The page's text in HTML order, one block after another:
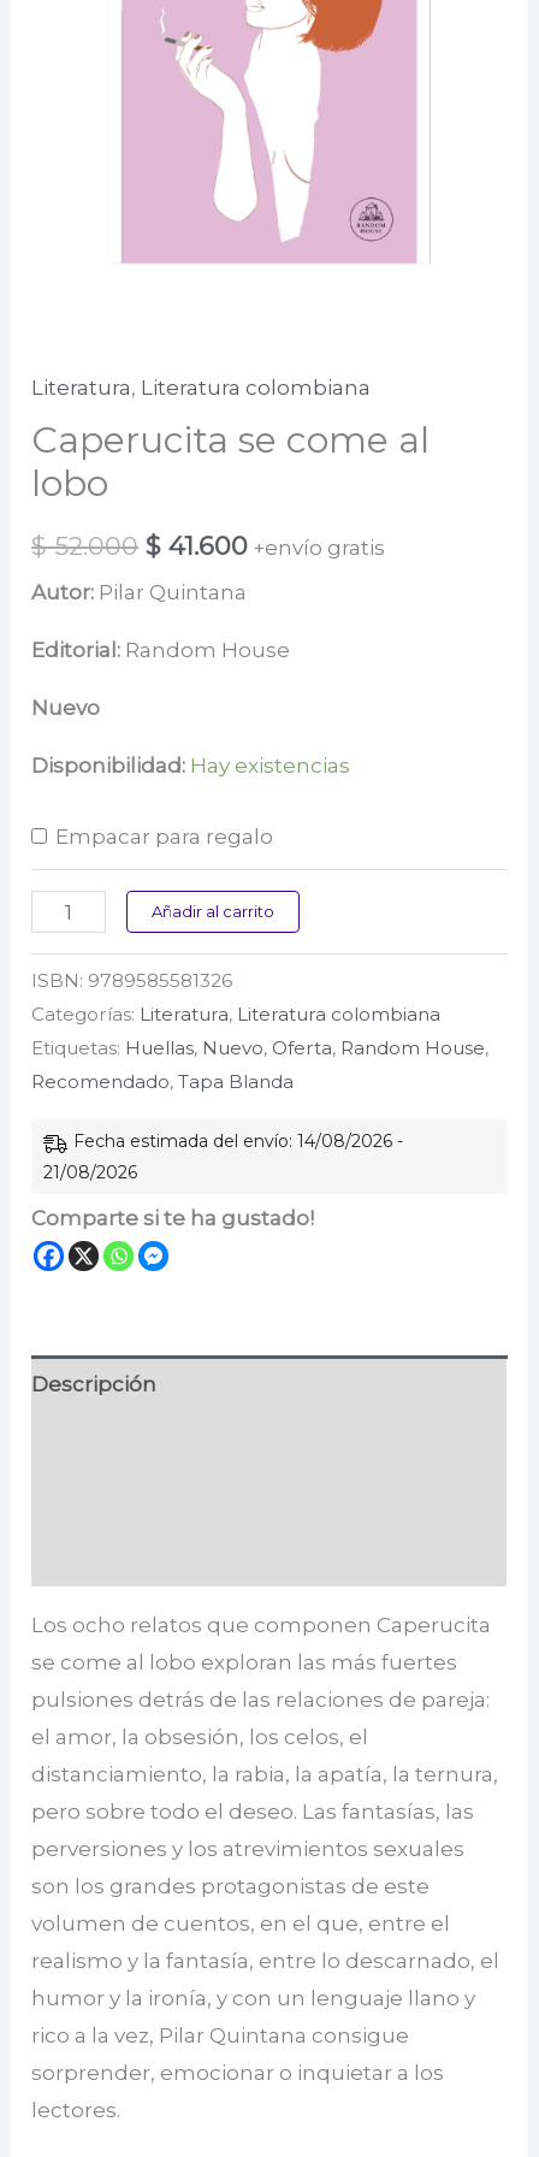
Literatura, Literatura colombiana
Caperucita se come al
lobo
$52.000 El
precio
original
$ 41.600El
+envío gratis
Autor: Pilar Quintana
Editorial: Random House
Nuevo
Disponibilidad: Hay existencias
Empacar para regalo
Caperucita
come
al
lobo
cantidad
Añadir al carrito
ISBN: 9789585581326
Categorías: Literatura, Literatura colombiana
Etiquetas: Huellas, Nuevo, Oferta, Random House,
Recomendado,Tapa Blanda
Fecha estimada del envío: 14/08/2026 -
21/08/2026
Comparte si te ha gustado!
Descripción
Los ocho relatos que componen Caperucita
se come al lobo exploran las más fuertes
pulsiones detrás de las relaciones de pareja:
el amor, la obsesión, los celos, el
distanciamiento, la rabia, la apatía, la ternura,
pero sobre todo el deseo. Las fantasías, las
perversiones y los atrevimientos sexuales
son los grandes protagonistas de este
volumen de cuentos, en el que, entre el
realismo y la fantasía, entre lo descarnado, el
humor y la ironía, y con un lenguaje llano y
rico a la vez, Pilar Quintana consigue
sorprender, emocionar o inquietar a los
lectores.